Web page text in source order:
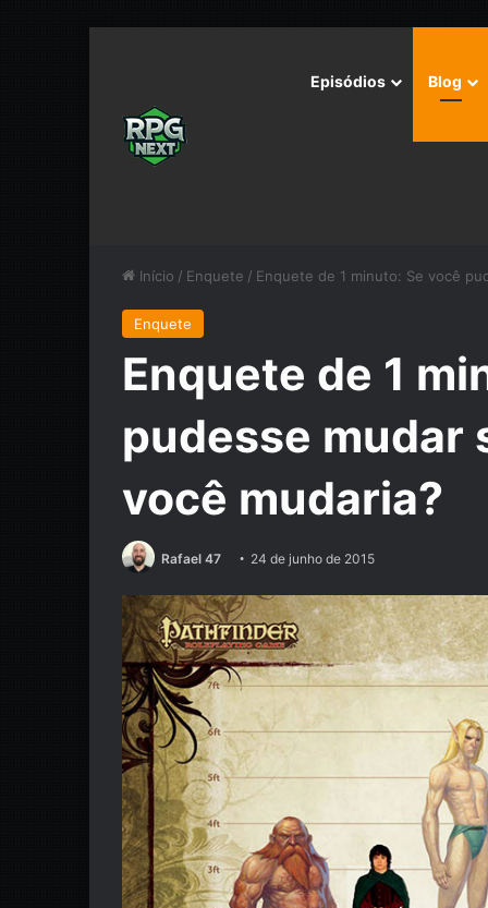
Episódios Blog
Início / Enquete / Enquete de 1 minuto: Se você
Enquete
Enquete de 1
pudesse mudar
você mudaria?
Rafael 47 24 de junho de 2015